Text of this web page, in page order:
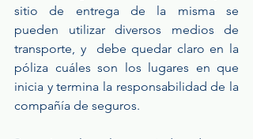
sitio  de  entrega  de  la  misma  se
pueden utilizar diversos medios de
transporte, y  debe quedar claro en la
póliza cuáles son los lugares en que
inicia y termina la responsabilidad de la
compañía de seguros.